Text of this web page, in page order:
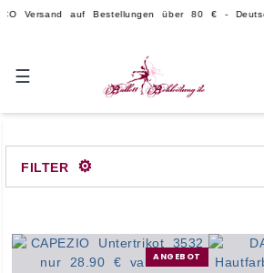
Versand auf Bestellungen über 80 € -
☰
FILTER ⚙
ANGEBOT